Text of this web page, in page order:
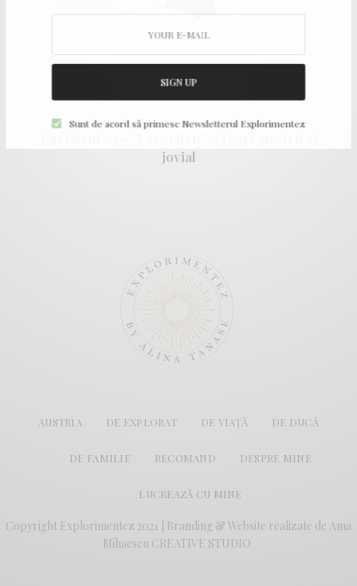
SIGN UP
Sunt de acord să primesc Newsletterul Explorimentez
jovial
AUSTRIA DE EXPLORAT DE VIAȚĂ DE DUCĂ
DE FAMILIE RECOMAND DESPRE MINE
LUCREAZĂ CU MINE
Copyright Explorimentez 2021 | Branding & Website realizate de Ama
Mihaescu CREATIVE STUDIO